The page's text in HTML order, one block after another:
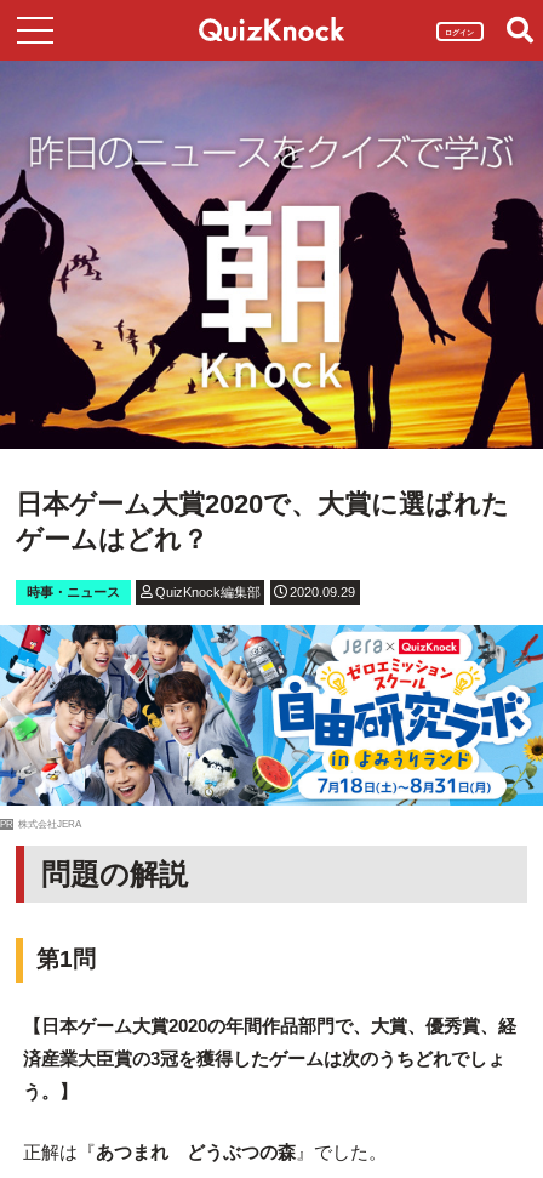
ログイン
日本ゲーム大賞2020で、大賞に選ばれた
ゲームはどれ？
時事・ニュース QuizKnock編集部 2020.09.29
PR 株式会社JERA
問題の解説
第1問
【日本ゲーム大賞2020の年間作品部門で、大賞、優秀賞、経
済産業大臣賞の3冠を獲得したゲームは次のうちどれでしょ
う。】
正解は『あつまれ どうぶつの森』でした。